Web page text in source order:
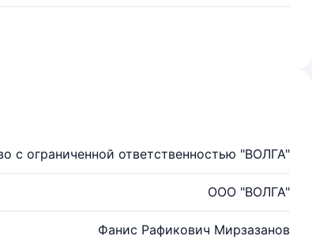
с ограниченной ответственностью "ВОЛГА"
ООО "ВОЛГА"
Фанис Рафикович Мирзазанов